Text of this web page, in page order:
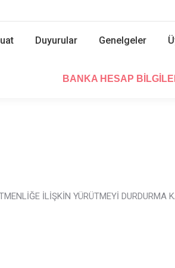
Duyurular Genelgeler
BANKA HESAP
İLİŞKİN YÜRÜTMEYİ DURDURMA
Duyurular Genelgeler